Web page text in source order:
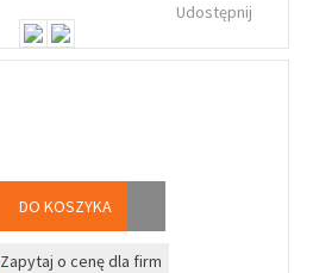
Udostępnij
DO KOSZYKA
Zapytaj o cenę dla firm